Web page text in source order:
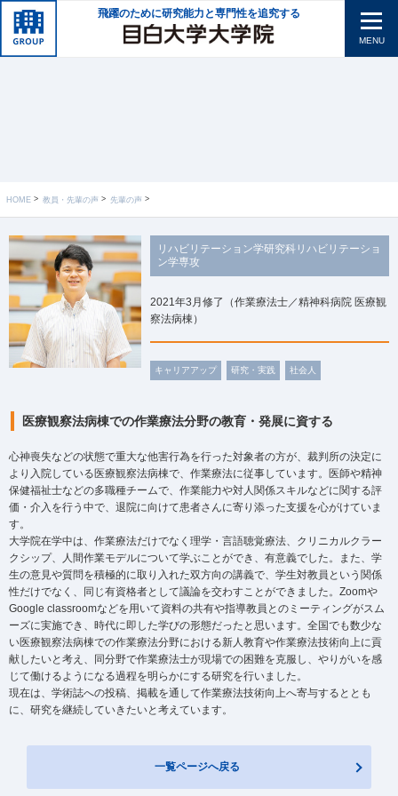
飛躍のために研究能力と専門性を追究する
MENU
HOME 教員・先輩の声 先輩の声
リハビリテーション学研究科リハビリテーショ
ン学専攻
2021年3月修了（作業療法士／精神科病院 医療観
察法病棟）
キャリアアップ 研究・実践 社会人
医療観察法病棟での作業療法分野の教育・発展に資する
心神喪失などの状態で重大な他害行為を行った対象者の方が、裁判所の決定に
より入院している医療観察法病棟で、作業療法に従事しています。医師や精神
保健福祉士などの多職種チームで、作業能力や対人関係スキルなどに関する評
価・介入を行う中で、退院に向けて患者さんに寄り添った支援を心がけていま
す。
大学院在学中は、作業療法だけでなく理学・言語聴覚療法、クリニカルクラー
クシップ、人間作業モデルについて学ぶことができ、有意義でした。また、学
生の意見や質問を積極的に取り入れた双方向の講義で、学生対教員という関係
性だけでなく、同じ有資格者として議論を交わすことができました。Zoomや
Google classroomなどを用いて資料の共有や指導教員とのミーティングがスム
ーズに実施でき、時代に即した学びの形態だったと思います。全国でも数少な
い医療観察法病棟での作業療法分野における新人教育や作業療法技術向上に貢
献したいと考え、同分野で作業療法士が現場での困難を克服し、やりがいを感
じて働けるようになる過程を明らかにする研究を行いました。
現在は、学術誌への投稿、掲載を通して作業療法技術向上へ寄与するととも
に、研究を継続していきたいと考えています。
一覧ページへ戻る